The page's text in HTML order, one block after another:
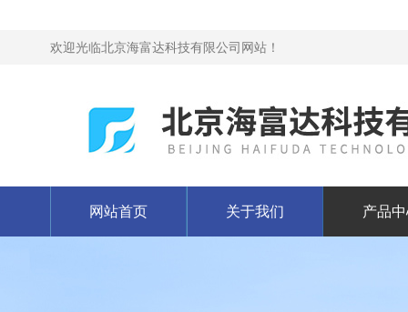
欢迎光临北京海富达科技有限公司网站！
网站首页 关于我们 产品